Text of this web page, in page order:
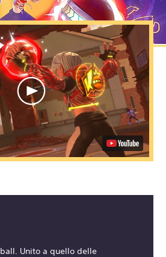
Unito a quello delle